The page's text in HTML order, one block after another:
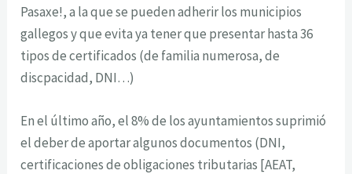
Pasaxe!, a la que se pueden adherir los municipios
gallegos y que evita ya tener que presentar hasta 36
tipos de certificados (de familia numerosa, de
discpacidad, DNI…)
En el último año, el 8% de los ayuntamientos suprimió
el deber de aportar algunos documentos (DNI,
certificaciones de obligaciones tributarias [AEAT,